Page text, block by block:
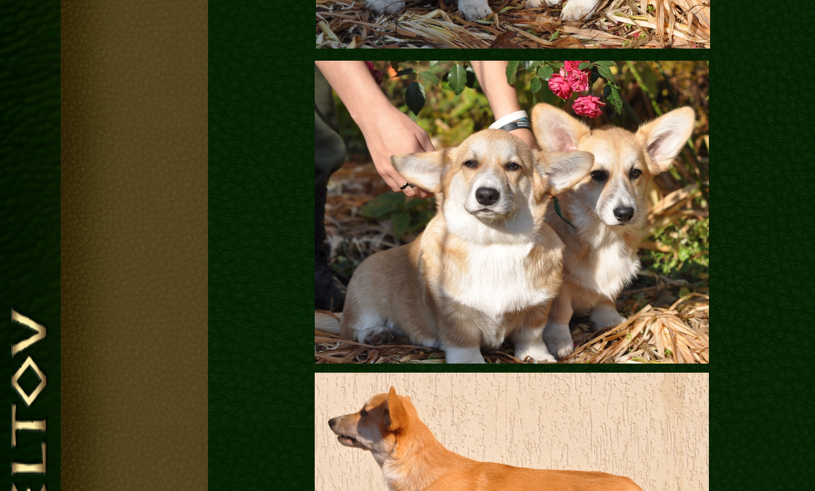
Бібліотека
Міфи
Факти
Блог
Галереї